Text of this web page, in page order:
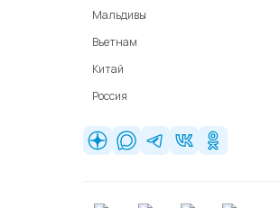
Мальдивы
Вьетнам
Китай
Россия